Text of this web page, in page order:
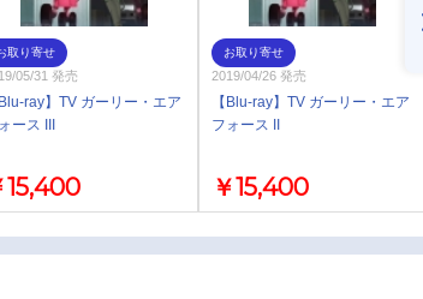
取り寄せ
05/31 発売
ray】TV ガーリー・エア
ース III
15,400
お取り寄せ
2019/04/26 発売
【Blu-ray】TV ガーリー・エア
フォース II
￥15,400